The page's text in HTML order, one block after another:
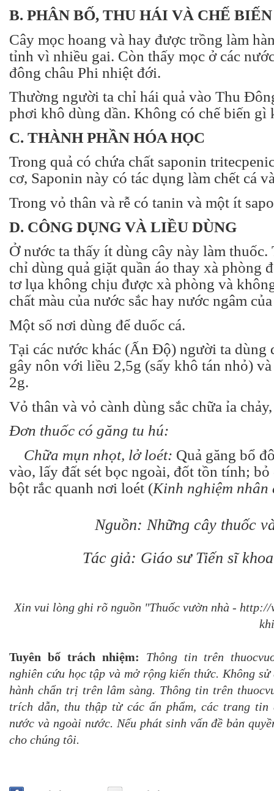
B. PHÂN BỐ, THU HÁI VÀ CHẾ BIẾN
Cây mọc hoang và hay được trồng làm
tỉnh vì nhiều gai. Còn thấy mọc ở các
đông châu Phi nhiệt đới.
Thường người ta chỉ hái quả vào Thu
phơi khô dùng dần. Không có chế biến gì
C. THÀNH PHẦN HÓA HỌC
Trong quả có chứa chất saponin
cơ, Saponin này có tác dụng làm chết cá
Trong vỏ thân và rễ có tanin và một ít
D. CÔNG DỤNG VÀ LIỀU DÙNG
Ở nước ta thấy ít dùng cây này làm
chỉ dùng quả giặt quần áo thay xà phòng
tơ lụa không chịu được xà phòng và
chất màu của nước sắc hay nước ngâm
Một số nơi dùng để duốc cá.
Tại các nước khác (Ấn Độ) người ta dùng
gây nôn với liều 2,5g (sấy khô tán nhỏ)
2g.
Vỏ thân và vỏ cành dùng sắc chữa ỉa
Đơn thuốc có găng tu hú:
Chữa mụn nhọt, lở loét: Quả găng bổ
vào, lấy đất sét bọc ngoài, đốt tồn tính; bỏ
bột rắc quanh nơi loét (Kinh nghiệm nhân
Nguồn: Những cây thuốc
Tác giả: Giáo sư Tiến sĩ
Xin vui lòng ghi rõ nguồn "Thuốc vườn nhà - http://
Tuyên bố trách nhiệm:
Thông tin trên
nghiên cứu học tập và mở rộng kiến thức. Không
hành chẩn trị trên lâm sàng. Thông tin trên
trích dẫn, thu thập từ các ấn phẩm, các trang
nước và ngoài nước. Nếu phát sinh vấn đề bản
cho chúng tôi.